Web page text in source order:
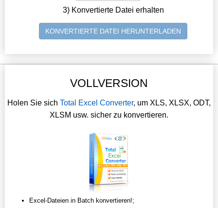
3) Konvertierte Datei erhalten
KONVERTIERTE DATEI HERUNTERLADEN
VOLLVERSION
Holen Sie sich Total Excel Converter, um XLS, XLSX, ODT,
XLSM usw. sicher zu konvertieren.
Excel-Dateien in Batch konvertieren!;